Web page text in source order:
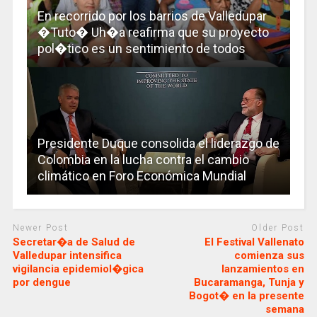
En recorrido por los barrios de Valledupar
�Tuto� Uh�a reafirma que su proyecto
pol�tico es un sentimiento de todos
Presidente Duque consolida el liderazgo de
Colombia en la lucha contra el cambio
climático en Foro Económica Mundial
Newer Post
Secretar�a de Salud de
Valledupar intensifica
vigilancia epidemiol�gica
por dengue
Older Post
El Festival Vallenato
comienza sus
lanzamientos en
Bucaramanga, Tunja y
Bogot� en la presente
semana